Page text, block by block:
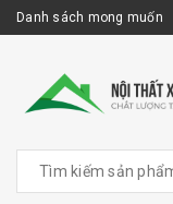
Danh sách mong muốn